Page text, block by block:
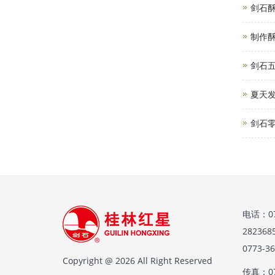
剑石
制作
剑石
夏天
剑石
Copyright @ 2026 All Right Reserved
电话：
0773-
传真：